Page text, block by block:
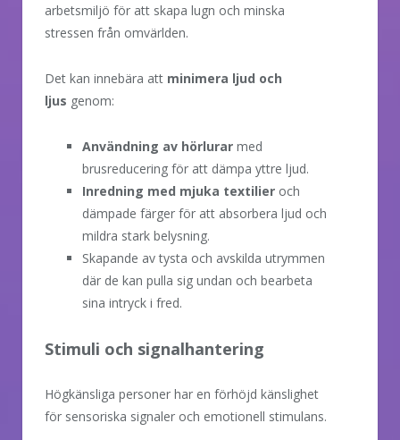
arbetsmiljö för att skapa lugn och minska
stressen från omvärlden.
Det kan innebära att minimera ljud och
ljus genom:
Användning av hörlurar med
brusreducering för att dämpa yttre ljud.
Inredning med mjuka textilier och
dämpade färger för att absorbera ljud och
mildra stark belysning.
Skapande av tysta och avskilda utrymmen
där de kan pulla sig undan och bearbeta
sina intryck i fred.
Stimuli och signalhantering
Högkänsliga personer har en förhöjd känslighet
för sensoriska signaler och emotionell stimulans.